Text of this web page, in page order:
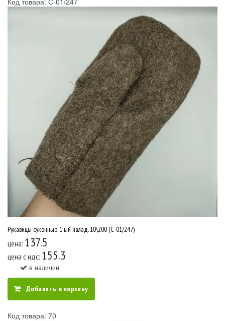
Рукавицы суконные 1 ый налад. 10\200 (С-01/247)
цена: 137.5
цена c ндс: 155.3
в наличии
Добавить в корзину
Код товара: 70